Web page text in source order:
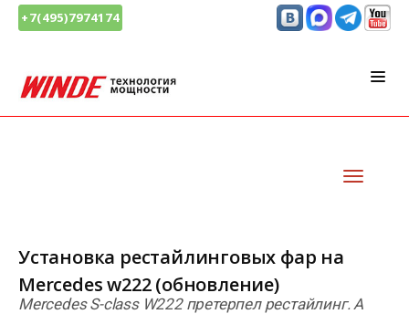
+7(495)7974174
Установка рестайлинговых фар на
Mercedes w222 (обновление)
Mercedes S-class W222 претерпел рестайлинг. А